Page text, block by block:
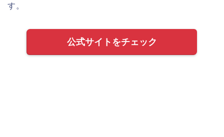
す。
公式サイトをチェック